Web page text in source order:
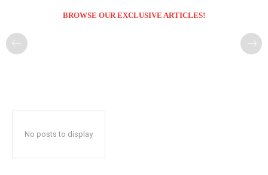
BROWSE OUR EXCLUSIVE ARTICLES!
No posts to display